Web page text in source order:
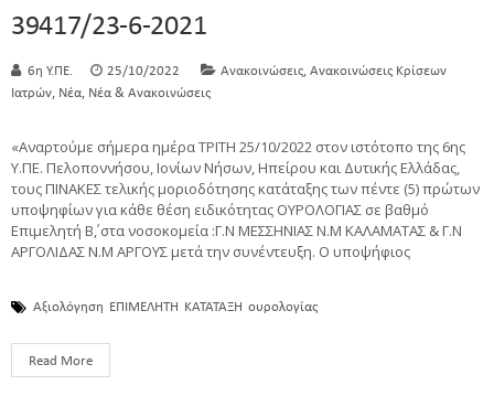
39417/23-6-2021
6η Υ.ΠΕ. 25/10/2022 Ανακοινώσεις Ανακοινώσεις Κρίσεων
Ιατρών Νέα Νέα & Ανακοινώσεις
«Αναρτούμε σήμερα ημέρα ΤΡΙΤΗ 25/10/2022 στον ιστότοπο της 6ης
Υ.ΠΕ. Πελοποννήσου, Ιονίων Νήσων, Ηπείρου και Δυτικής Ελλάδας,
τους ΠΙΝΑΚEΣ τελικής μοριοδότησης κατάταξης των πέντε (5) πρώτων
υποψηφίων για κάθε θέση ειδικότητας ΟΥΡΟΛΟΓΙΑΣ σε βαθμό
Επιμελητή Β΄, στα νοσοκομεία :Γ.Ν ΜΕΣΣΗΝΙΑΣ Ν.Μ ΚΑΛΑΜΑΤΑΣ & Γ.Ν
ΑΡΓΟΛΙΔΑΣ Ν.Μ ΑΡΓΟΥΣ μετά την συνέντευξη. Ο υποψήφιος
Αξιολόγηση ΕΠΙΜΕΛΗΤΗ ΚΑΤΑΤΑΞΗ ουρολογίας
Read More